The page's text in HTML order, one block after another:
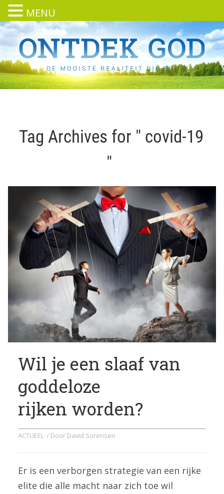
Tag Archives for " covid-19
"
Wil je een slaaf van
goddeloze
rijken worden?
ACTUEEL / Door David Sorensen
Er is een verborgen strategie van een rijke
elite die alle macht naar zich toe wil
MENU